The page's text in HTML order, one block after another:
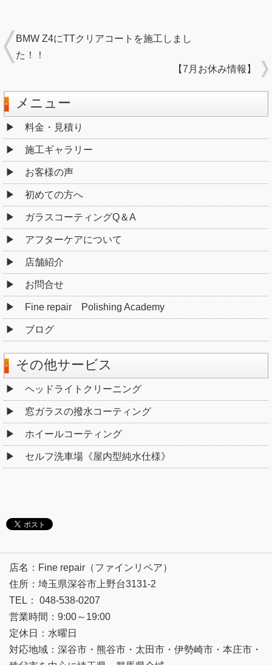
BMW Z4にTTクリアコートを施工しまし
た！！
【7月お休み情報】
メニュー
料金・見積り
施工ギャラリー
お客様の声
初めての方へ
ガラスコーティングQ＆A
アフターケアについて
店舗紹介
お問合せ
Fine repair Polishing Academy
ブログ
その他サービス
ヘッドライトクリーニング
窓ガラスの撥水コーティング
ホイールコーティング
セルフ洗車場《屋内型純水仕様》
店名：Fine repair（ファインリペア）
住所：埼玉県深谷市上野台3131-2
TEL： 048-538-0207
営業時間：9:00～19:00
定休日：水曜日
対応地域：深谷市・熊谷市・太田市・伊勢崎市・本庄市・